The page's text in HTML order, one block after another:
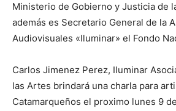
Ministerio de Gobierno y Justicia de
además es Secretario General de la
Audiovisuales «Iluminar» el Fondo
Carlos Jimenez Perez, Iluminar
las Artes brindará una charla para
Catamarqueños el proximo lunes 9